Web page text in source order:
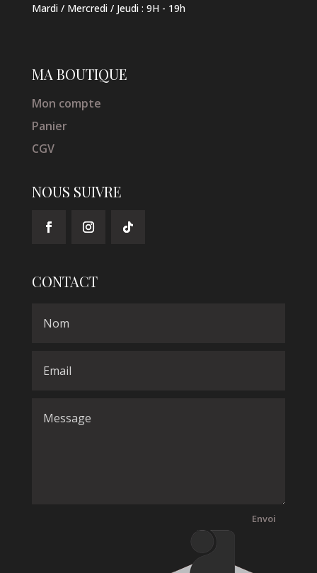
Mardi / Mercredi / Jeudi : 9H - 19h
MA BOUTIQUE
Mon compte
Panier
CGV
NOUS SUIVRE
CONTACT
Envoi